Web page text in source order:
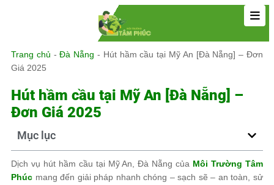
Trang chủ -Đà Nẵng - Hút hầm cầu tại Mỹ An [Đà Nẵng] – Đơn
Giá 2025
Hút hầm cầu tại Mỹ An [Đà Nẵng] –
Đơn Giá 2025
Mục lục
Dịch vụ hút hầm cầu tại Mỹ An, Đà Nẵng của Môi Trường Tâm
Phúc mang đến giải pháp nhanh chóng – sạch sẽ – an toàn, sử